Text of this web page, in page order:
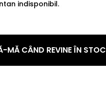
indisponibil.
MĂ CÂND REVINE ÎN STOC